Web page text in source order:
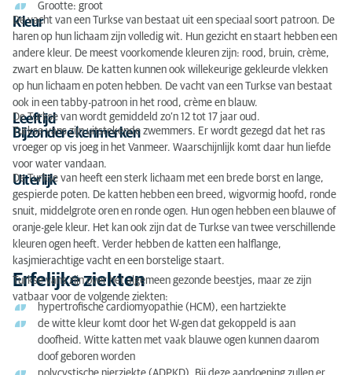
Grootte: groot
Kleur
De vacht van een Turkse van bestaat uit een speciaal soort patroon. De
haren op hun lichaam zijn volledig wit. Hun gezicht en staart hebben een
andere kleur. De meest voorkomende kleuren zijn: rood, bruin, crème,
zwart en blauw. De katten kunnen ook willekeurige gekleurde vlekken
op hun lichaam en poten hebben. De vacht van een Turkse van bestaat
ook in een tabby-patroon in het rood, crème en blauw.
Leeftijd
De Turkse van wordt gemiddeld zo’n 12 tot 17 jaar oud.
Bijzondere kenmerken
Turkse vans zijn uitstekende zwemmers. Er wordt gezegd dat het ras
vroeger op vis joeg in het Vanmeer. Waarschijnlijk komt daar hun liefde
voor water vandaan.
Uiterlijk
De Turkse van heeft een sterk lichaam met een brede borst en lange,
gespierde poten. De katten hebben een breed, wigvormig hoofd, ronde
snuit, middelgrote oren en ronde ogen. Hun ogen hebben een blauwe of
oranje-gele kleur. Het kan ook zijn dat de Turkse van twee verschillende
kleuren ogen heeft. Verder hebben de katten een halflange,
kasjmierachtige vacht en een borstelige staart.
Erfelijke ziekten
Turkse vans zijn over het algemeen gezonde beestjes, maar ze zijn
vatbaar voor de volgende ziekten:
hypertrofische cardiomyopathie (HCM), een hartziekte
de witte kleur komt door het W-gen dat gekoppeld is aan
doofheid. Witte katten met vaak blauwe ogen kunnen daarom
doof geboren worden